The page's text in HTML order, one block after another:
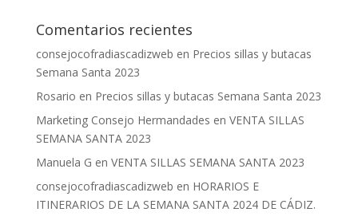
Comentarios recientes
consejocofradiascadizweb en Precios sillas y butacas
Semana Santa 2023
Rosario en Precios sillas y butacas Semana Santa 2023
Marketing Consejo Hermandades en VENTA SILLAS
SEMANA SANTA 2023
Manuela G en VENTA SILLAS SEMANA SANTA 2023
consejocofradiascadizweb en HORARIOS E
ITINERARIOS DE LA SEMANA SANTA 2024 DE CÁDIZ.